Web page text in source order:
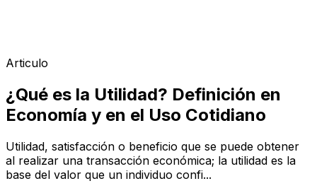
Articulo
¿Qué es la Utilidad? Definición en
Economía y en el Uso Cotidiano
Utilidad, satisfacción o beneficio que se puede obtener
al realizar una transacción económica; la utilidad es la
base del valor que un individuo confi...